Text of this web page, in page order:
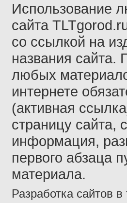
Использование
сайта
со ссылкой на
названия сайта.
любых
интернете
(активная
страницу сайта,
информация,
первого абзаца
материала.
Разработка сайтов в